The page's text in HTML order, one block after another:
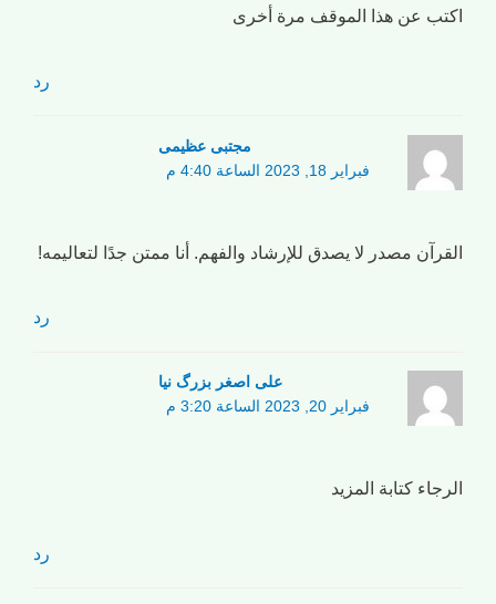
اكتب عن هذا الموقف مرة أخرى
رد
مجتبی عظیمی
فبراير 18, 2023 الساعة 4:40 م
القرآن مصدر لا يصدق للإرشاد والفهم. أنا ممتن جدًا لتعاليمه!
رد
علی اصغر بزرگ نیا
فبراير 20, 2023 الساعة 3:20 م
الرجاء كتابة المزيد
رد